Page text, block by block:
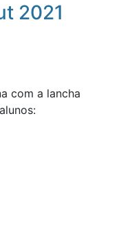
2021
com a lancha